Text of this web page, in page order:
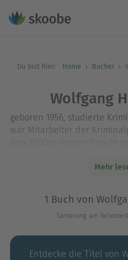
Du bist hier: Home Bücher
Wolfgang
geboren 1956, studierte
war Mitarbeiter der
Außenlager Flößberg sowie
Mehr
1 Buch von
Sortierung: am
Entdecke die Titel von